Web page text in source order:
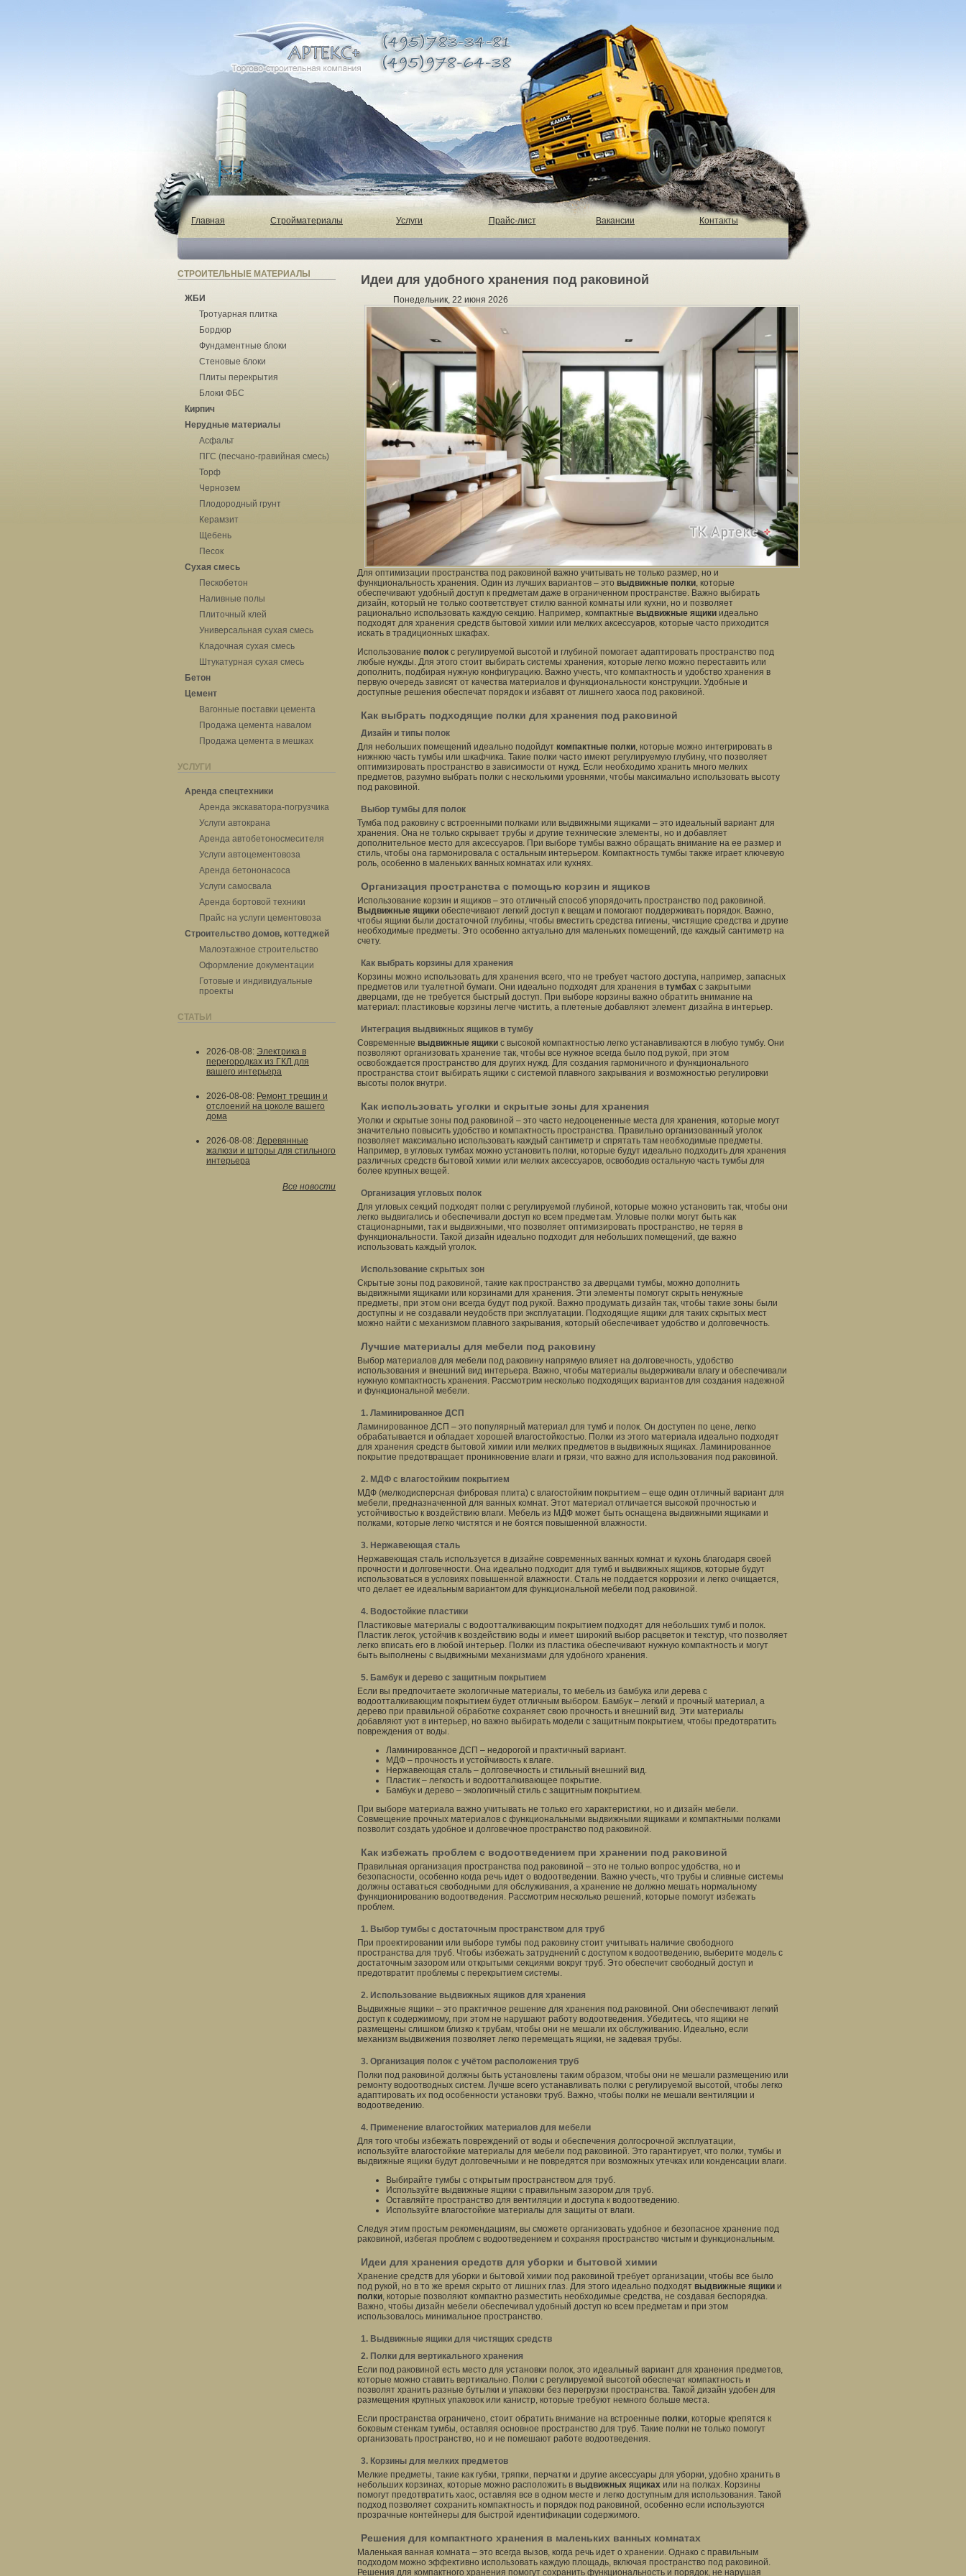
Главная Стройматериалы Услуги Прайс-лист Вакансии Контакты
СТРОИТЕЛЬНЫЕ МАТЕРИАЛЫ
ЖБИ
Тротуарная плитка
Бордюр
Фундаментные блоки
Стеновые блоки
Плиты перекрытия
Блоки ФБС
Кирпич
Нерудные материалы
Асфальт
ПГС (песчано-гравийная смесь)
Торф
Чернозем
Плодородный грунт
Керамзит
Щебень
Песок
Сухая смесь
Пескобетон
Наливные полы
Плиточный клей
Универсальная сухая смесь
Кладочная сухая смесь
Штукатурная сухая смесь
Бетон
Цемент
Вагонные поставки цемента
Продажа цемента навалом
Продажа цемента в мешках
УСЛУГИ
Аренда спецтехники
Аренда экскаватора-погрузчика
Услуги автокрана
Аренда автобетоносмесителя
Услуги автоцементовоза
Аренда бетононасоса
Услуги самосвала
Аренда бортовой техники
Прайс на услуги цементовоза
Строительство домов, коттеджей
Малоэтажное строительство
Оформление документации
Готовые и индивидуальные
проекты
СТАТЬИ
2026-08-08: Электрика в
перегородках из ГКЛ для
вашего интерьера
2026-08-08: Ремонт трещин и
отслоений на цоколе вашего
дома
2026-08-08: Деревянные
жалюзи и шторы для стильного
интерьера
Все новости
Идеи для удобного хранения под раковиной
Понедельник, 22 июня 2026
Для оптимизации пространства под раковиной важно учитывать не только размер, но и
функциональность хранения. Один из лучших вариантов – это выдвижные полки, которые
обеспечивают удобный доступ к предметам даже в ограниченном пространстве. Важно выбирать
дизайн, который не только соответствует стилю ванной комнаты или кухни, но и позволяет
рационально использовать каждую секцию. Например, компактные выдвижные ящики идеально
подходят для хранения средств бытовой химии или мелких аксессуаров, которые часто приходится
искать в традиционных шкафах.
Использование полок с регулируемой высотой и глубиной помогает адаптировать пространство под
любые нужды. Для этого стоит выбирать системы хранения, которые легко можно переставить или
дополнить, подбирая нужную конфигурацию. Важно учесть, что компактность и удобство хранения в
первую очередь зависят от качества материалов и функциональности конструкции. Удобные и
доступные решения обеспечат порядок и избавят от лишнего хаоса под раковиной.
Как выбрать подходящие полки для хранения под раковиной
Дизайн и типы полок
Для небольших помещений идеально подойдут компактные полки, которые можно интегрировать в
нижнюю часть тумбы или шкафчика. Такие полки часто имеют регулируемую глубину, что позволяет
оптимизировать пространство в зависимости от нужд. Если необходимо хранить много мелких
предметов, разумно выбрать полки с несколькими уровнями, чтобы максимально использовать высоту
под раковиной.
Выбор тумбы для полок
Тумба под раковину с встроенными полками или выдвижными ящиками – это идеальный вариант для
хранения. Она не только скрывает трубы и другие технические элементы, но и добавляет
дополнительное место для аксессуаров. При выборе тумбы важно обращать внимание на ее размер и
стиль, чтобы она гармонировала с остальным интерьером. Компактность тумбы также играет ключевую
роль, особенно в маленьких ванных комнатах или кухнях.
Организация пространства с помощью корзин и ящиков
Использование корзин и ящиков – это отличный способ упорядочить пространство под раковиной.
Выдвижные ящики обеспечивают легкий доступ к вещам и помогают поддерживать порядок. Важно,
чтобы ящики были достаточной глубины, чтобы вместить средства гигиены, чистящие средства и другие
необходимые предметы. Это особенно актуально для маленьких помещений, где каждый сантиметр на
счету.
Как выбрать корзины для хранения
Корзины можно использовать для хранения всего, что не требует частого доступа, например, запасных
предметов или туалетной бумаги. Они идеально подходят для хранения в тумбах с закрытыми
дверцами, где не требуется быстрый доступ. При выборе корзины важно обратить внимание на
материал: пластиковые корзины легче чистить, а плетеные добавляют элемент дизайна в интерьер.
Интеграция выдвижных ящиков в тумбу
Современные выдвижные ящики с высокой компактностью легко устанавливаются в любую тумбу. Они
позволяют организовать хранение так, чтобы все нужное всегда было под рукой, при этом
освобождается пространство для других нужд. Для создания гармоничного и функционального
пространства стоит выбирать ящики с системой плавного закрывания и возможностью регулировки
высоты полок внутри.
Как использовать уголки и скрытые зоны для хранения
Уголки и скрытые зоны под раковиной – это часто недооцененные места для хранения, которые могут
значительно повысить удобство и компактность пространства. Правильно организованный уголок
позволяет максимально использовать каждый сантиметр и спрятать там необходимые предметы.
Например, в угловых тумбах можно установить полки, которые будут идеально подходить для хранения
различных средств бытовой химии или мелких аксессуаров, освободив остальную часть тумбы для
более крупных вещей.
Организация угловых полок
Для угловых секций подходят полки с регулируемой глубиной, которые можно установить так, чтобы они
легко выдвигались и обеспечивали доступ ко всем предметам. Угловые полки могут быть как
стационарными, так и выдвижными, что позволяет оптимизировать пространство, не теряя в
функциональности. Такой дизайн идеально подходит для небольших помещений, где важно
использовать каждый уголок.
Использование скрытых зон
Скрытые зоны под раковиной, такие как пространство за дверцами тумбы, можно дополнить
выдвижными ящиками или корзинами для хранения. Эти элементы помогут скрыть ненужные
предметы, при этом они всегда будут под рукой. Важно продумать дизайн так, чтобы такие зоны были
доступны и не создавали неудобств при эксплуатации. Подходящие ящики для таких скрытых мест
можно найти с механизмом плавного закрывания, который обеспечивает удобство и долговечность.
Лучшие материалы для мебели под раковину
Выбор материалов для мебели под раковину напрямую влияет на долговечность, удобство
использования и внешний вид интерьера. Важно, чтобы материалы выдерживали влагу и обеспечивали
нужную компактность хранения. Рассмотрим несколько подходящих вариантов для создания надежной
и функциональной мебели.
1. Ламинированное ДСП
Ламинированное ДСП – это популярный материал для тумб и полок. Он доступен по цене, легко
обрабатывается и обладает хорошей влагостойкостью. Полки из этого материала идеально подходят
для хранения средств бытовой химии или мелких предметов в выдвижных ящиках. Ламинированное
покрытие предотвращает проникновение влаги и грязи, что важно для использования под раковиной.
2. МДФ с влагостойким покрытием
МДФ (мелкодисперсная фибровая плита) с влагостойким покрытием – еще один отличный вариант для
мебели, предназначенной для ванных комнат. Этот материал отличается высокой прочностью и
устойчивостью к воздействию влаги. Мебель из МДФ может быть оснащена выдвижными ящиками и
полками, которые легко чистятся и не боятся повышенной влажности.
3. Нержавеющая сталь
Нержавеющая сталь используется в дизайне современных ванных комнат и кухонь благодаря своей
прочности и долговечности. Она идеально подходит для тумб и выдвижных ящиков, которые будут
использоваться в условиях повышенной влажности. Сталь не поддается коррозии и легко очищается,
что делает ее идеальным вариантом для функциональной мебели под раковиной.
4. Водостойкие пластики
Пластиковые материалы с водоотталкивающим покрытием подходят для небольших тумб и полок.
Пластик легок, устойчив к воздействию воды и имеет широкий выбор расцветок и текстур, что позволяет
легко вписать его в любой интерьер. Полки из пластика обеспечивают нужную компактность и могут
быть выполнены с выдвижными механизмами для удобного хранения.
5. Бамбук и дерево с защитным покрытием
Если вы предпочитаете экологичные материалы, то мебель из бамбука или дерева с
водоотталкивающим покрытием будет отличным выбором. Бамбук – легкий и прочный материал, а
дерево при правильной обработке сохраняет свою прочность и внешний вид. Эти материалы
добавляют уют в интерьер, но важно выбирать модели с защитным покрытием, чтобы предотвратить
повреждения от воды.
Ламинированное ДСП – недорогой и практичный вариант.
МДФ – прочность и устойчивость к влаге.
Нержавеющая сталь – долговечность и стильный внешний вид.
Пластик – легкость и водоотталкивающее покрытие.
Бамбук и дерево – экологичный стиль с защитным покрытием.
При выборе материала важно учитывать не только его характеристики, но и дизайн мебели.
Совмещение прочных материалов с функциональными выдвижными ящиками и компактными полками
позволит создать удобное и долговечное пространство под раковиной.
Как избежать проблем с водоотведением при хранении под раковиной
Правильная организация пространства под раковиной – это не только вопрос удобства, но и
безопасности, особенно когда речь идет о водоотведении. Важно учесть, что трубы и сливные системы
должны оставаться свободными для обслуживания, а хранение не должно мешать нормальному
функционированию водоотведения. Рассмотрим несколько решений, которые помогут избежать
проблем.
1. Выбор тумбы с достаточным пространством для труб
При проектировании или выборе тумбы под раковину стоит учитывать наличие свободного
пространства для труб. Чтобы избежать затруднений с доступом к водоотведению, выберите модель с
достаточным зазором или открытыми секциями вокруг труб. Это обеспечит свободный доступ и
предотвратит проблемы с перекрытием системы.
2. Использование выдвижных ящиков для хранения
Выдвижные ящики – это практичное решение для хранения под раковиной. Они обеспечивают легкий
доступ к содержимому, при этом не нарушают работу водоотведения. Убедитесь, что ящики не
размещены слишком близко к трубам, чтобы они не мешали их обслуживанию. Идеально, если
механизм выдвижения позволяет легко перемещать ящики, не задевая трубы.
3. Организация полок с учётом расположения труб
Полки под раковиной должны быть установлены таким образом, чтобы они не мешали размещению или
ремонту водоотводных систем. Лучше всего устанавливать полки с регулируемой высотой, чтобы легко
адаптировать их под особенности установки труб. Важно, чтобы полки не мешали вентиляции и
водоотведению.
4. Применение влагостойких материалов для мебели
Для того чтобы избежать повреждений от воды и обеспечения долгосрочной эксплуатации,
используйте влагостойкие материалы для мебели под раковиной. Это гарантирует, что полки, тумбы и
выдвижные ящики будут долговечными и не повредятся при возможных утечках или конденсации влаги.
Выбирайте тумбы с открытым пространством для труб.
Используйте выдвижные ящики с правильным зазором для труб.
Оставляйте пространство для вентиляции и доступа к водоотведению.
Используйте влагостойкие материалы для защиты от влаги.
Следуя этим простым рекомендациям, вы сможете организовать удобное и безопасное хранение под
раковиной, избегая проблем с водоотведением и сохраняя пространство чистым и функциональным.
Идеи для хранения средств для уборки и бытовой химии
Хранение средств для уборки и бытовой химии под раковиной требует организации, чтобы все было
под рукой, но в то же время скрыто от лишних глаз. Для этого идеально подходят выдвижные ящики и
полки, которые позволяют компактно разместить необходимые средства, не создавая беспорядка.
Важно, чтобы дизайн мебели обеспечивал удобный доступ ко всем предметам и при этом
использовалось минимальное пространство.
1. Выдвижные ящики для чистящих средств
2. Полки для вертикального хранения
Если под раковиной есть место для установки полок, это идеальный вариант для хранения предметов,
которые можно ставить вертикально. Полки с регулируемой высотой обеспечат компактность и
позволят хранить разные бутылки и упаковки без перегрузки пространства. Такой дизайн удобен для
размещения крупных упаковок или канистр, которые требуют немного больше места.
Если пространства ограничено, стоит обратить внимание на встроенные полки, которые крепятся к
боковым стенкам тумбы, оставляя основное пространство для труб. Такие полки не только помогут
организовать пространство, но и не помешают работе водоотведения.
3. Корзины для мелких предметов
Мелкие предметы, такие как губки, тряпки, перчатки и другие аксессуары для уборки, удобно хранить в
небольших корзинах, которые можно расположить в выдвижных ящиках или на полках. Корзины
помогут предотвратить хаос, оставляя все в одном месте и легко доступным для использования. Такой
подход позволяет сохранить компактность и порядок под раковиной, особенно если используются
прозрачные контейнеры для быстрой идентификации содержимого.
Решения для компактного хранения в маленьких ванных комнатах
Маленькая ванная комната – это всегда вызов, когда речь идет о хранении. Однако с правильным
подходом можно эффективно использовать каждую площадь, включая пространство под раковиной.
Решения для компактного хранения помогут сохранить функциональность и порядок, не нарушая